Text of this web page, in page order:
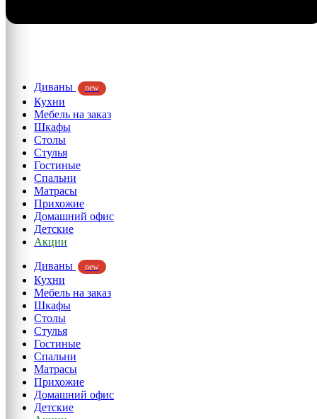
Диваны new
Кухни
Мебель на заказ
Шкафы
Столы
Стулья
Гостиные
Спальни
Матрасы
Прихожие
Домашний офис
Детские
Акции
Диваны
new
Кухни
Мебель на заказ
Шкафы
Столы
Стулья
Гостиные
Спальни
Матрасы
Прихожие
Домашний офис
Детские